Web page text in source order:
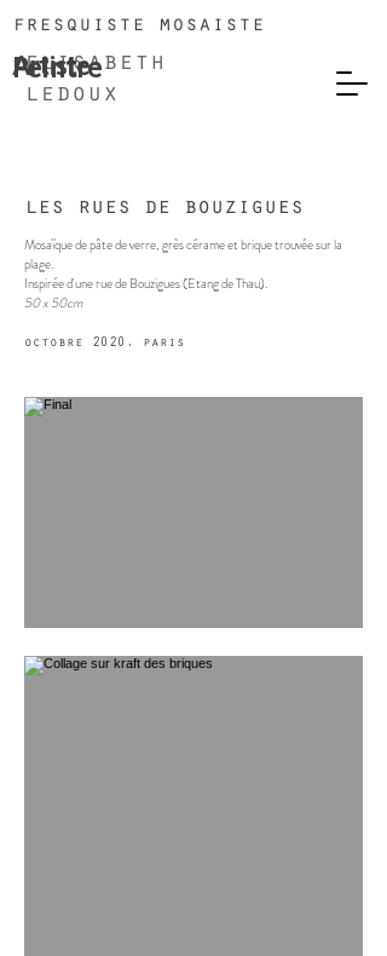
elisabeth
ledoux
Peintre
fresquiste mosaiste
Artiste
les rues de bouzigues
Mosaïque de pâte de verre, grès cérame et brique trouvée sur la
plage.
Inspirée d'une rue de Bouzigues (Etang de Thau).
50 x 50cm
octobre 2020, paris